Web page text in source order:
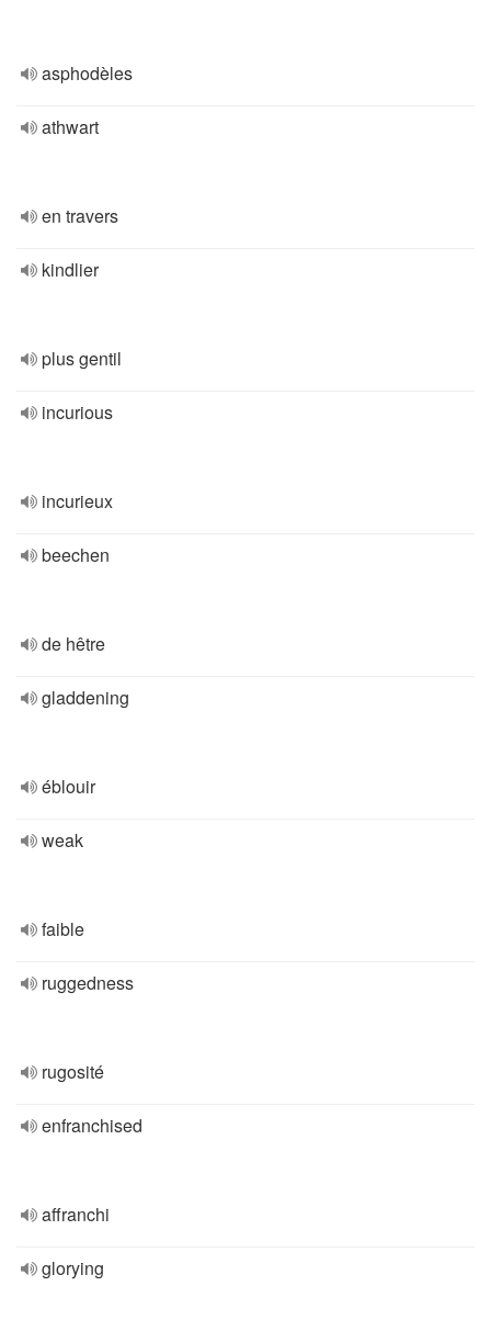
asphodèles
athwart
en travers
kindlier
plus gentil
incurious
incurieux
beechen
de hêtre
gladdening
éblouir
weak
faible
ruggedness
rugosité
enfranchised
affranchi
glorying